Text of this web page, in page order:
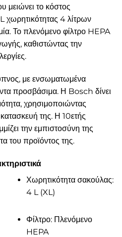
μειώνει το κόστος
4 λίτρων
Το πλενόμενο φίλτρο HEPA
καθιστώντας την
με ενσωματωμένα
προσβάσιμα. Η Bosch δίνει
χρησιμοποιώντας
της. Η 10ετής
την εμπιστοσύνη της
του προϊόντος της.
Χωρητικότητα σακούλας:
4 L (XL)
Φίλτρο: Πλενόμενο
HEPA